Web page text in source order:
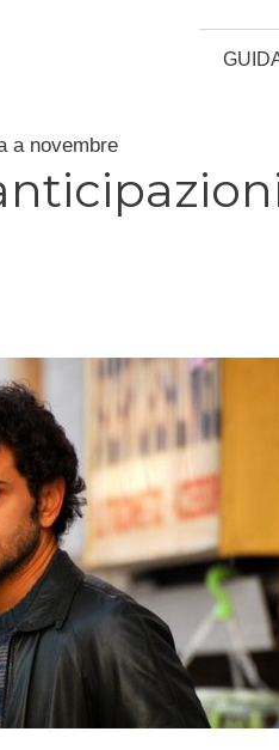
a novembre